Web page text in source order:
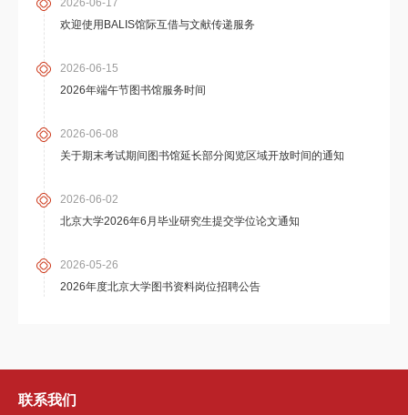
2026-06-17
欢迎使用BALIS馆际互借与文献传递服务
2026-06-15
2026年端午节图书馆服务时间
2026-06-08
关于期末考试期间图书馆延长部分阅览区域开放时间的通知
2026-06-02
北京大学2026年6月毕业研究生提交学位论文通知
2026-05-26
2026年度北京大学图书资料岗位招聘公告
联系我们